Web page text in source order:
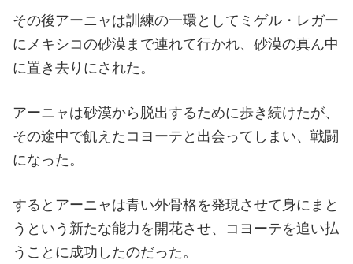
その後アーニャは訓練の一環としてミゲル・レガー
にメキシコの砂漠まで連れて行かれ、砂漠の真ん中
に置き去りにされた。
アーニャは砂漠から脱出するために歩き続けたが、
その途中で飢えたコヨーテと出会ってしまい、戦闘
になった。
するとアーニャは青い外骨格を発現させて身にまと
うという新たな能力を開花させ、コヨーテを追い払
うことに成功したのだった。